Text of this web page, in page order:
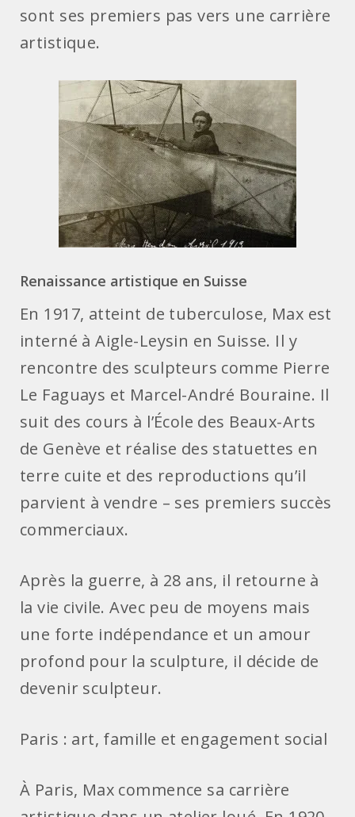
sont ses premiers pas vers une carrière
artistique.
Renaissance artistique en Suisse
En 1917, atteint de tuberculose, Max est
interné à Aigle-Leysin en Suisse. Il y
rencontre des sculpteurs comme Pierre
Le Faguays et Marcel-André Bouraine. Il
suit des cours à l’École des Beaux-Arts
de Genève et réalise des statuettes en
terre cuite et des reproductions qu’il
parvient à vendre – ses premiers succès
commerciaux.
Après la guerre, à 28 ans, il retourne à
la vie civile. Avec peu de moyens mais
une forte indépendance et un amour
profond pour la sculpture, il décide de
devenir sculpteur.
Paris : art, famille et engagement social
À Paris, Max commence sa carrière